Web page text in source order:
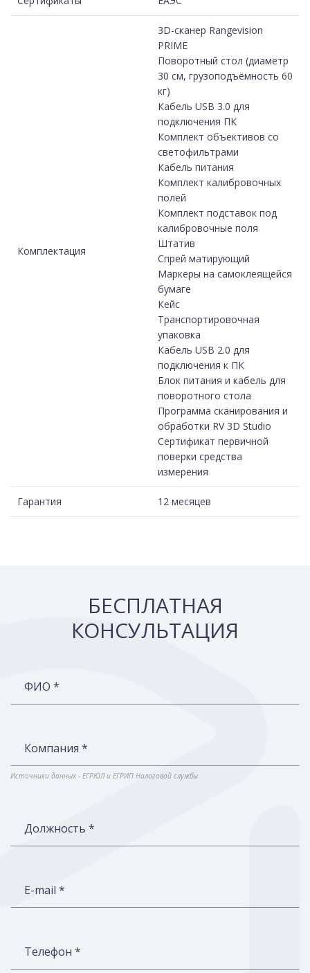
Комплектация
3D-сканер Rangevision
PRIME
Поворотный стол (диаметр
30 см, грузоподъёмность 60
кг)
Кабель USB 3.0 для
подключения ПК
Комплект объективов со
светофильтрами
Кабель питания
Комплект калибровочных
полей
Комплект подставок под
калибровочные поля
Штатив
Спрей матирующий
Маркеры на самоклеящейся
бумаге
Кейс
Транспортировочная
упаковка
Кабель USB 2.0 для
подключения к ПК
Блок питания и кабель для
поворотного стола
Программа сканирования и
обработки RV 3D Studio
Сертификат первичной
поверки средства
измерения
Гарантия 12 месяцев
БЕСПЛАТНАЯ
КОНСУЛЬТАЦИЯ
ФИО *
Компания *
Источники данных - ЕГРЮЛ и ЕГРИП Налоговой службы
Должность *
E-mail *
Телефон *